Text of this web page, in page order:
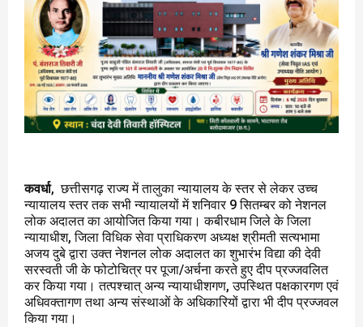
कवर्धा, छत्तीसगढ़ राज्य में तालुका न्यायालय के स्तर से लेकर उच्च
न्यायालय स्तर तक सभी न्यायालयों में शनिवार 9 सितम्बर को नेशनल
लोक अदालत का आयोजित किया गया। कबीरधाम जिले के जिला
न्यायाधीश, जिला विधिक सेवा प्राधिकरण अध्यक्ष श्रीमती सत्यभामा
अजय दुबे द्वारा उक्त नेशनल लोक अदालत का शुभारंभ विद्या की देवी
सरस्वती जी के फोटोचित्र पर पूजा/अर्चना करते हुए दीप प्रज्जवलित
कर किया गया। तत्पश्चात् अन्य न्यायाधीशगण, उपस्थित पक्षकारगण एवं
अधिवक्तागण तथा अन्य संस्थाओं के अधिकारियों द्वारा भी दीप प्रज्जवल
किया गया।